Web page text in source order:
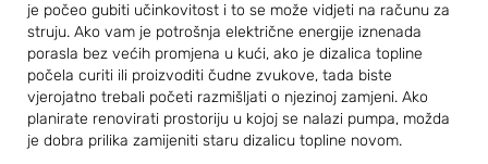
je počeo gubiti učinkovitost i to se može vidjeti na računu za
struju. Ako vam je potrošnja električne energije iznenada
porasla bez većih promjena u kući, ako je dizalica topline
počela curiti ili proizvoditi čudne zvukove, tada biste
vjerojatno trebali početi razmišljati o njezinoj zamjeni. Ako
planirate renovirati prostoriju u kojoj se nalazi pumpa, možda
je dobra prilika zamijeniti staru dizalicu topline novom.